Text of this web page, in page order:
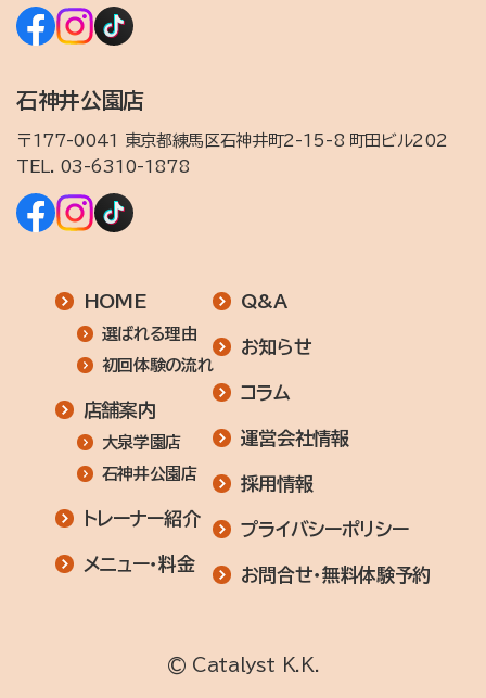
石神井公園店
〒177-0041 東京都練馬区石神井町2-15-8 町田ビル202
TEL. 03-6310-1878
HOME
選ばれる理由
初回体験の流れ
店舗案内
大泉学園店
石神井公園店
トレーナー紹介
メニュー・料金
Q&A
お知らせ
コラム
運営会社情報
採用情報
プライバシーポリシー
お問合せ・無料体験予約
© Catalyst K.K.